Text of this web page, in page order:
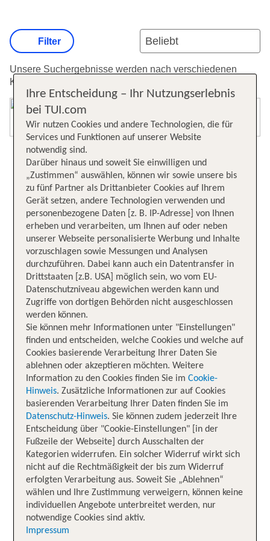
Unsere Suchergebnisse werden nach verschiedenen
Kriterien sortiert.
Filter
Ihre Entscheidung – Ihr Nutzungserlebnis
bei TUI.com
Wir nutzen Cookies und andere Technologien, die für
Services und Funktionen auf unserer Website
notwendig sind.
Darüber hinaus und soweit Sie einwilligen und
„Zustimmen“ auswählen, können wir sowie unsere bis
zu fünf Partner als Drittanbieter Cookies auf Ihrem
Gerät setzen, andere Technologien verwenden und
personenbezogene Daten [z. B. IP-Adresse] von Ihnen
erheben und verarbeiten, um Ihnen auf oder neben
unserer Webseite personalisierte Werbung und Inhalte
vorzuschlagen sowie Messungen und Analysen
durchzuführen. Dabei kann auch ein Datentransfer in
Drittstaaten [z.B. USA] möglich sein, wo vom EU-
Datenschutzniveau abgewichen werden kann und
Zugriffe von dortigen Behörden nicht ausgeschlossen
werden können.
Sie können mehr Informationen unter "Einstellungen"
finden und entscheiden, welche Cookies und welche auf
Cookies basierende Verarbeitung Ihrer Daten Sie
ablehnen oder akzeptieren möchten. Weitere
Information zu den Cookies finden Sie im Cookie-
Hinweis. Zusätzliche Informationen zur auf Cookies
basierenden Verarbeitung Ihrer Daten finden Sie im
Datenschutz-Hinweis. Sie können zudem jederzeit Ihre
Entscheidung über "Cookie-Einstellungen" [in der
Fußzeile der Webseite] durch Ausschalten der
Kategorien widerrufen. Ein solcher Widerruf wirkt sich
nicht auf die Rechtmäßigkeit der bis zum Widerruf
erfolgten Verarbeitung aus. Soweit Sie „Ablehnen“
wählen und Ihre Zustimmung verweigern, können keine
individuellen Angebote unterbreitet werden, nur
notwendige Cookies sind aktiv.
Impressum